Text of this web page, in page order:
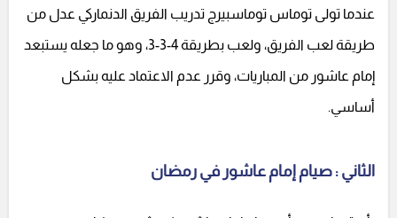
عندما تولى توماس توماسبيرج تدريب الفريق الدنماركي عدل من
طريقة لعب الفريق، ولعب بطريقة 4-3-3، وهو ما جعله يستبعد
إمام عاشور من المباريات، وقرر عدم الاعتماد عليه بشكل
أساسي.
الثاني : صيام إمام عاشور في رمضان